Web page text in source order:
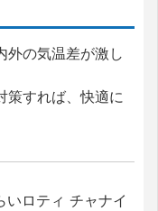
外の気温差が激し
策すれば、快適に
いロティ チャナイ